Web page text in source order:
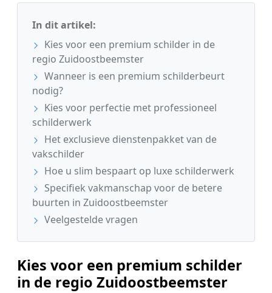
In dit artikel:
Kies voor een premium schilder in de
regio Zuidoostbeemster
Wanneer is een premium schilderbeurt
nodig?
Kies voor perfectie met professioneel
schilderwerk
Het exclusieve dienstenpakket van de
vakschilder
Hoe u slim bespaart op luxe schilderwerk
Specifiek vakmanschap voor de betere
buurten in Zuidoostbeemster
Veelgestelde vragen
Kies voor een premium schilder
in de regio Zuidoostbeemster